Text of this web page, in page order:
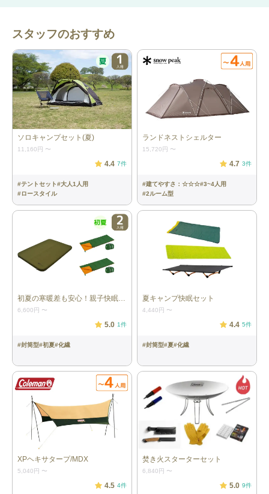
チェア：2脚
つあたり） 耐荷重：145kg
キッズチェア：2脚
［チェッカー タイニーチェア・ポケッ
トプラス-AF／ロゴス］ 本体サイズ：
約34×34×48cm（収納サイズ：約
13×13×48cm） 重量：約800g（1つあ
たり） 耐荷重（静荷重）：約80kg
テーブル：1脚
［アルミコンパクトロールテーブルL／
タラスブルバ］ 本体サイズ：
W23xD13xH70cm) 重量：約5.9kg 材
寝袋：4個
［ファミリーバッグ#3／モンベル］ サ
イズ：約75×190cm（収納時：
42×24×24cm） 重量：約1330g（1つ
あたり） 快適温度：7度〜(春秋に最適)
マット：4個
［フォームパッド180／モンベル］ 本
体サイズ：長さ181×幅51×厚さ1.6cm
ランタン：1個
［Explorer EX-V777D ／GENTOS］ 本
体サイズ：W102.4×H184.1×D87.3mm
り） ランタンひとつにつき単1形アル
カリ電池３本※電池は付属していませ
ん。別途単1形アルカリ電池を3本ご用
意ください。
スタッフのおすすめ
ソロキャンプセット(夏)
11,160円 〜
4.4 7件
#テントセット#大人1人用
#ロースタイル
ランドネストシェルター
15,720円 〜
4.7 3件
#建てやすさ：☆☆☆#3~4人用
#2ルーム型
初夏の寒暖差も安心！親子快眠セット
6,600円 〜
5.0 1件
#封筒型#初夏#化繊
夏キャンプ快眠セット
4,440円 〜
4.4 5件
#封筒型#夏#化繊
XPヘキサタープ/MDX
5,040円 〜
4.5 4件
焚き火スターターセット
6,840円 〜
5.0 9件